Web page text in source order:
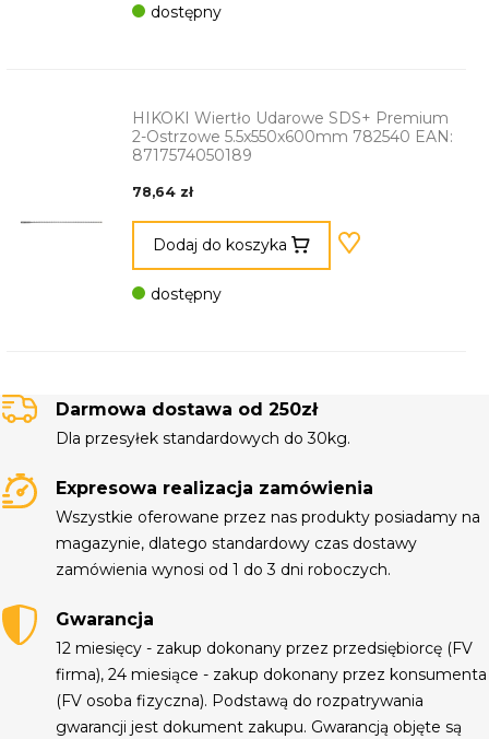
dostępny
HIKOKI Wiertło Udarowe SDS+ Premium
2-Ostrzowe 5.5x550x600mm 782540 EAN:
8717574050189
78,64 zł
Dodaj do koszyka
dostępny
Darmowa dostawa od 250zł
Dla przesyłek standardowych do 30kg.
Expresowa realizacja zamówienia
Wszystkie oferowane przez nas produkty posiadamy na
magazynie, dlatego standardowy czas dostawy
zamówienia wynosi od 1 do 3 dni roboczych.
Gwarancja
12 miesięcy - zakup dokonany przez przedsiębiorcę (FV
firma), 24 miesiące - zakup dokonany przez konsumenta
(FV osoba fizyczna). Podstawą do rozpatrywania
gwarancji jest dokument zakupu. Gwarancją objęte są